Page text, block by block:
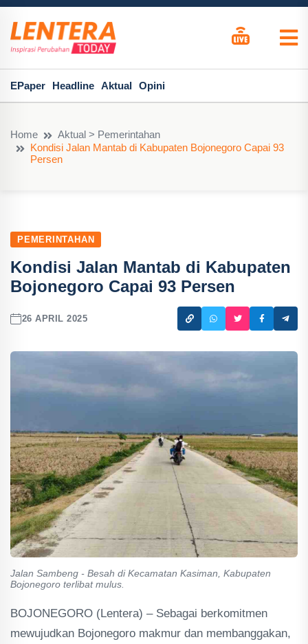
EPaper Headline Aktual Opini
Home
Aktual > Pemerintahan
Kondisi Jalan Mantab di Kabupaten Bojonegoro Capai 93
Persen
PEMERINTAHAN
Kondisi Jalan Mantab di Kabupaten
Bojonegoro Capai 93 Persen
26 APRIL 2025
Jalan Sambeng - Besah di Kecamatan Kasiman, Kabupaten
Bojonegoro terlibat mulus.
BOJONEGORO (Lentera) – Sebagai berkomitmen
mewujudkan Bojonegoro makmur dan membanggakan,